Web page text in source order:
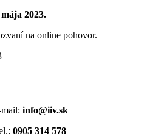
2023.
na online pohovor.
info@iiv.sk
0905 314 578